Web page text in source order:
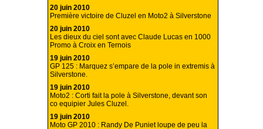
20 juin 2010
Première victoire de Cluzel en Moto2 à Silverstone
20 juin 2010
Les dieux du ciel sont avec Claude Lucas en 1000
Promo à Croix en Ternois
19 juin 2010
GP 125 : Marquez s’empare de la pole in extremis à
Silverstone.
19 juin 2010
Moto2 : Corti fait la pole à Silverstone, devant son
co equipier Jules Cluzel.
19 juin 2010
Moto GP 2010 : Randy De Puniet loupe de peu la